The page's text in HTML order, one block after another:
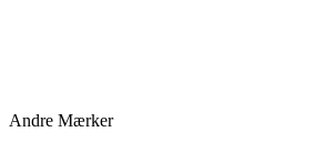
Andre Mærker